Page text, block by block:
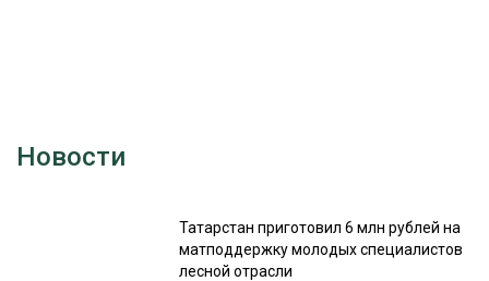
Новости
Татарстан приготовил 6 млн рублей на
матподдержку молодых специалистов
лесной отрасли